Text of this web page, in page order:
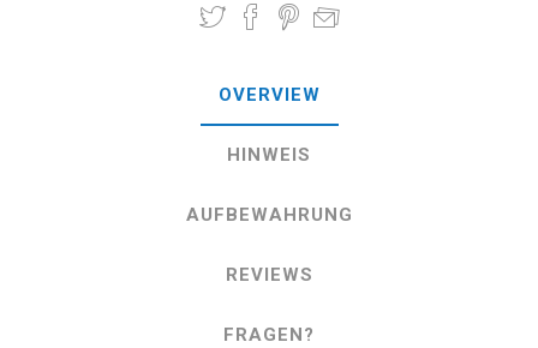
OVERVIEW
HINWEIS
AUFBEWAHRUNG
REVIEWS
FRAGEN?